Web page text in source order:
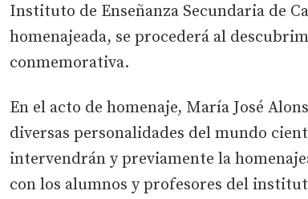
Instituto de Enseñanza Secundaria de
homenajeada, se procederá al
conmemorativa.
En el acto de homenaje, María José
diversas personalidades del mundo
intervendrán y previamente la
con los alumnos y profesores del